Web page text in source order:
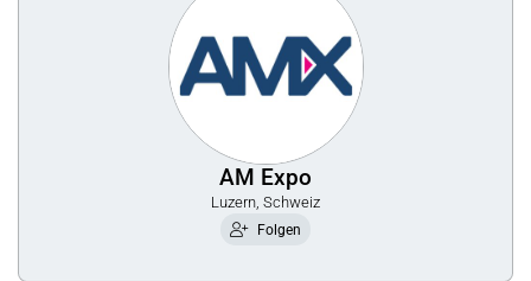
AM Expo
Luzern, Schweiz
Folgen